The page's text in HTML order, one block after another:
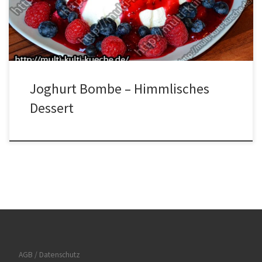
dazugeben und noch einmal vermischen. Ein Sieb auf eine
Schüssel stellen […]
Joghurt Bombe – Himmlisches
Dessert
AGB / Datenschutz